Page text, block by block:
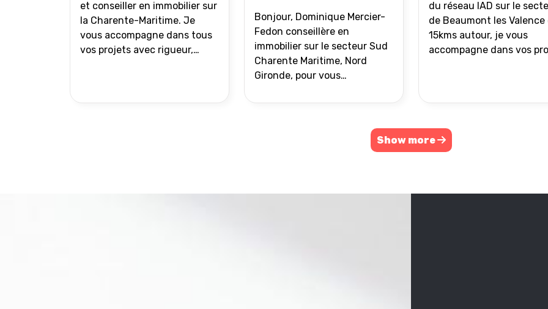
réseau Iad France et Iad
Deutschland Inter agence
et conseiller en immobilier sur
la Charente-Maritime. Je
vous accompagne dans tous
vos projets avec rigueur,
Bonjour, Dominique Mercier-
Fedon conseillère en
immobilier sur le secteur Sud
Charente Maritime, Nord
Gironde, pour vous
projets immobiliers.
du réseau IAD sur le
de Beaumont les Valence
15kms autour, je vous
accompagne dans vos
Show more